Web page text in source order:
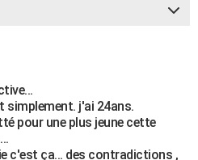
simplement. j'ai 24ans.
pour une plus jeune cette
c'est ça... des contradictions ,